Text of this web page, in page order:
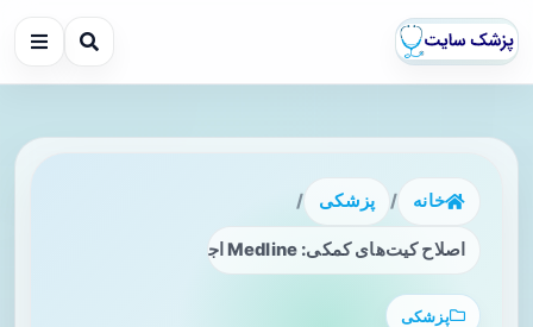
خانه / پزشکی /
اصلاح کیت‌های کمکی: Medline اجزای حاوی Huons Bupivacaine Hydrochloride در Dextrose Injection را از کیت‌ها خارج می‌کند
پزشکی